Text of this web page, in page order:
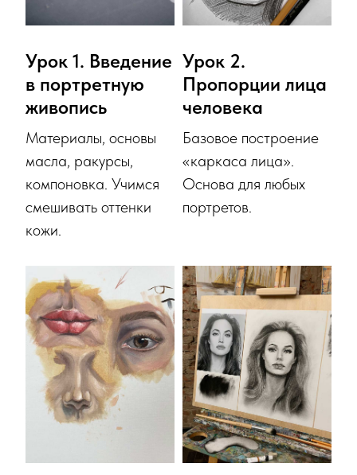
Урок 1. Введение
в портретную
живопись
Материалы, основы
масла, ракурсы,
компоновка. Учимся
смешивать оттенки
кожи.
Урок 2.
Пропорции лица
человека
Базовое построение
«каркаса лица».
Основа для любых
портретов.